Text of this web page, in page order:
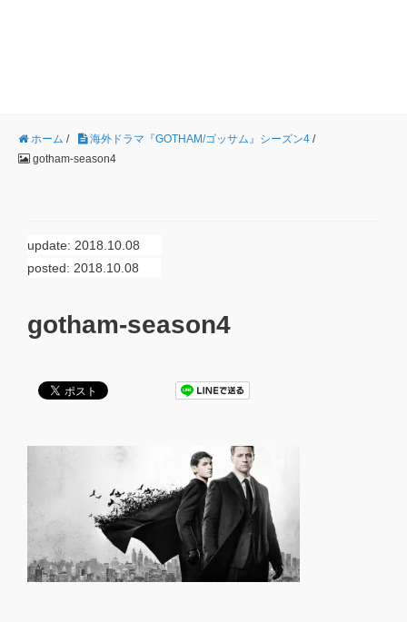
ホーム / 海外ドラマ『GOTHAM/ゴッサム』シーズン4 /
gotham-season4
update: 2018.10.08
posted: 2018.10.08
gotham-season4